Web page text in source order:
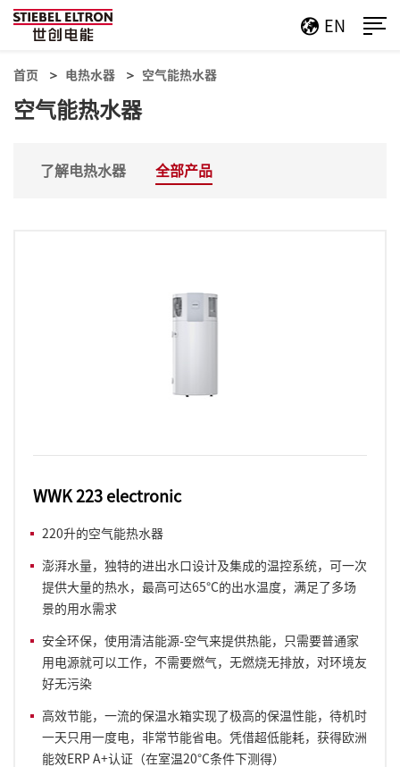
EN
首页 电热水器 空气能热水器
空气能热水器
了解电热水器 全部产品
WWK 223 electronic
220升的空气能热水器
澎湃水量，独特的进出水口设计及集成的温控系统，可一次
提供大量的热水，最高可达65°C的出水温度，满足了多场
景的用水需求
安全环保，使用清洁能源-空气来提供热能，只需要普通家
用电源就可以工作，不需要燃气，无燃烧无排放，对环境友
好无污染
高效节能，一流的保温水箱实现了极高的保温性能，待机时
一天只用一度电，非常节能省电。凭借超低能耗，获得欧洲
能效ERP A+认证（在室温20°C条件下测得）